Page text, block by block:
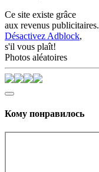
Ce site existe grâce
aux revenus publicitaires.
Désactivez Adblock,
s'il vous plaît!
Photos aléatoires
Кому понравилось